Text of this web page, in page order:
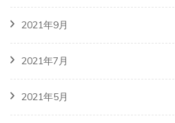
2021年9月
2021年7月
2021年5月